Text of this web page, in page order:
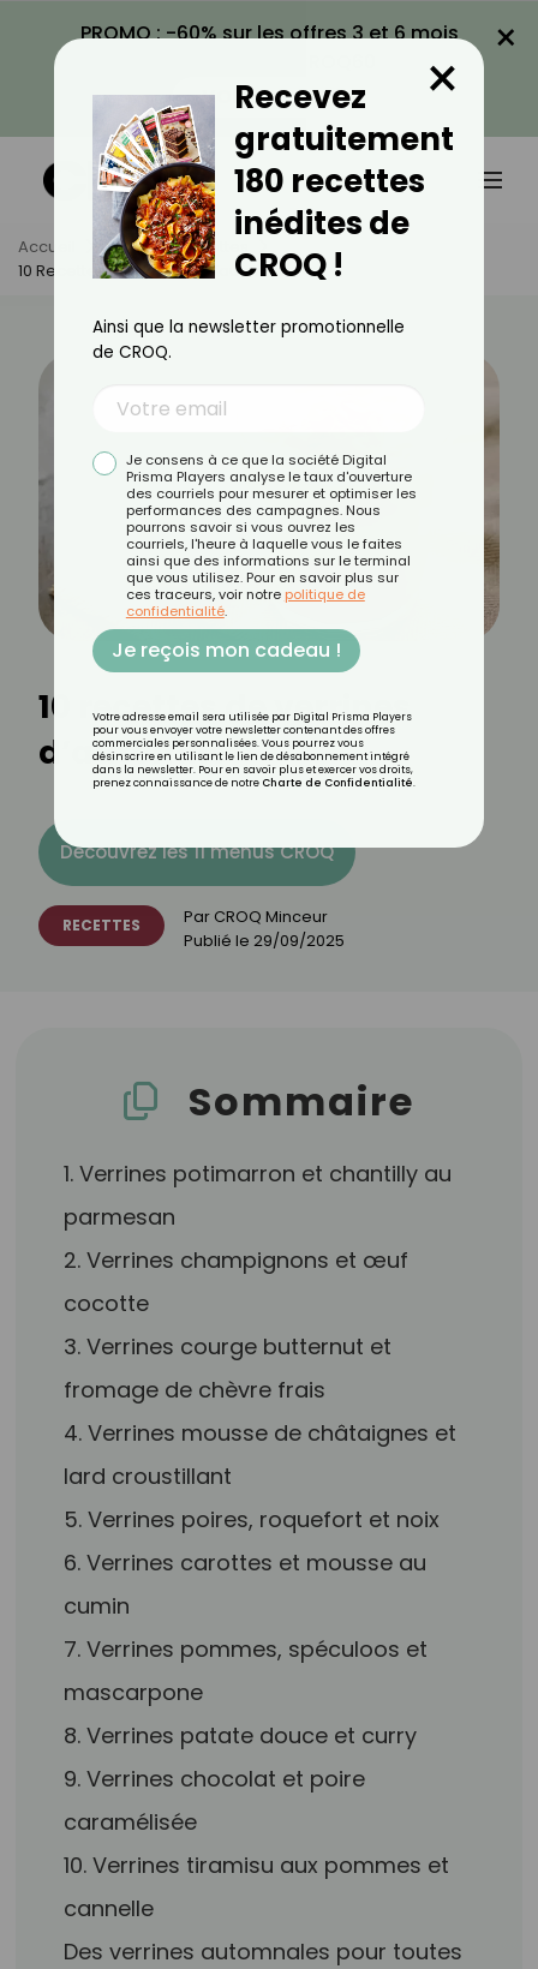
PROMO : -60% sur les offres 3 et 6 mois
VOIR LA PROMO
×
Accueil Actus
Recettes
10 Recettes De Verrines D’automne
10 recettes de verrines
d’automne
Découvrez les 11 menus CROQ
RECETTES Par CROQ Minceur
Publié le 29/09/2025
Sommaire
1. Verrines potimarron et chantilly au
parmesan
2. Verrines champignons et œuf
cocotte
3. Verrines courge butternut et
fromage de chèvre frais
4. Verrines mousse de châtaignes et
lard croustillant
5. Verrines poires, roquefort et noix
6. Verrines carottes et mousse au
cumin
7. Verrines pommes, spéculoos et
mascarpone
8. Verrines patate douce et curry
9. Verrines chocolat et poire
caramélisée
10. Verrines tiramisu aux pommes et
cannelle
Des verrines automnales pour toutes
Recevez
gratuitement
180 recettes
inédites de
CROQ !
×
Ainsi que la newsletter promotionnelle
de CROQ.
Je consens à ce que la société Digital
Prisma Players analyse le taux d'ouverture
des courriels pour mesurer et optimiser les
performances des campagnes. Nous
pourrons savoir si vous ouvrez les
courriels, l'heure à laquelle vous le faites
ainsi que des informations sur le terminal
que vous utilisez. Pour en savoir plus sur
ces traceurs, voir notre politique de
confidentialité.
Je reçois mon cadeau !
Votre adresse email sera utilisée par Digital Prisma Players
pour vous envoyer votre newsletter contenant des offres
commerciales personnalisées. Vous pourrez vous
désinscrire en utilisant le lien de désabonnement intégré
dans la newsletter. Pour en savoir plus et exercer vos droits,
prenez connaissance de notre Charte de Confidentialité.